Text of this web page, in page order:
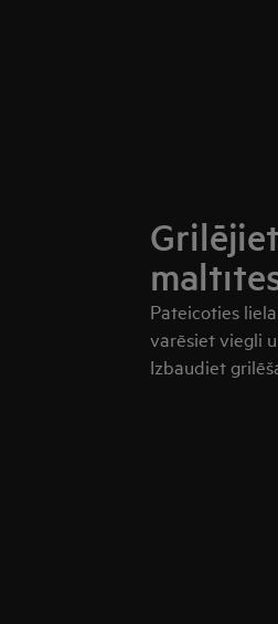
Pateicoties
varēsiet viegli
Izbaudiet